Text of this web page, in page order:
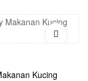
Kucing